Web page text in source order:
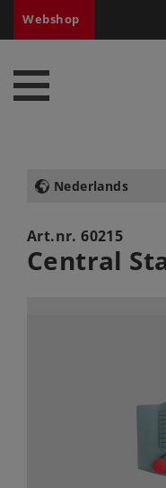
Webshop
Nederlands
Art.nr.60215
Central